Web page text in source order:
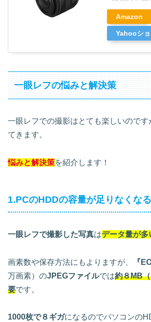
Amazon
Yahooシ
一眼レフの悩みと解決策
一眼レフでの撮影はとても楽しいのです
てきます。
悩みと解決策を紹介します！
1.PCのHDDの容量が足りなくなる
一眼レフで撮影した写真はデータ量が多
画素数や保存方法にもよりますが、 『
万画素）のJPEGファイルでは約８MB
要です。
1000枚で８ギガになるのでパソコンの